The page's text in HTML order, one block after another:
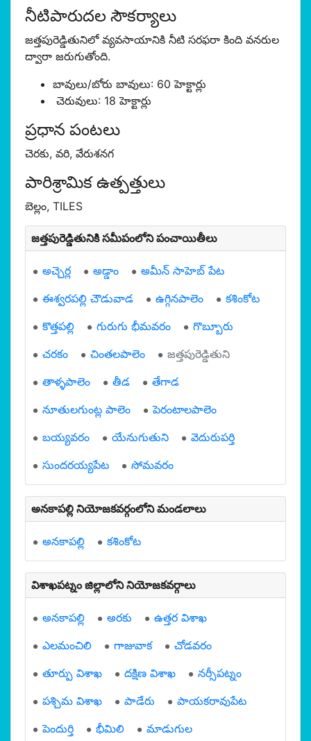
నీటిపారుదల సౌకర్యాలు
జత్తపురెడ్డితునిలో వ్యవసాయానికి నీటి సరఫరా కింది వనరుల
ద్వారా జరుగుతోంది.
బావులు/బోరు బావులు: 60 హెక్టార్లు
చెరువులు: 18 హెక్టార్లు
ప్రధాన పంటలు
చెరకు, వరి, వేరుశనగ
పారిశ్రామిక ఉత్పత్తులు
బెల్లం, TILES
జత్తపురెడ్డితునికి సమీపంలోని పంచాయితీలు
అచ్చెర్ల అడ్డాం
అమీన్ సాహెబ్ పేట
ఈశ్వరపల్లి చౌడువాడ
ఉగ్గినపాలెం
కశింకోట
కొత్తపల్లి
గురుగు భీమవరం
గొబ్బూరు
చరకం
చింతలపాలెం
జత్తపురెడ్డితుని
తాళ్ళపాలెం
తీడ
తేగాడ
నూతులగుంట్ల పాలెం
పెరంటాలపాలెం
బయ్యవరం
యేనుగుతుని
వెదురుపర్తి
సుందరయ్యపేట
సోమవరం
అనకాపల్లి నియోజకవర్గంలోని మండలాలు
అనకాపల్లి కశింకోట
విశాఖపట్నం జిల్లాలోని నియోజకవర్గాలు
అనకాపల్లి అరకు
ఉత్తర విశాఖ
ఎలమంచిలి
గాజువాక
చోడవరం
తూర్పు విశాఖ
దక్షిణ విశాఖ
నర్సీపట్నం
పశ్చిమ విశాఖ
పాడేరు
పాయకరావుపేట
పెందుర్తి
భీమిలి మాడుగుల